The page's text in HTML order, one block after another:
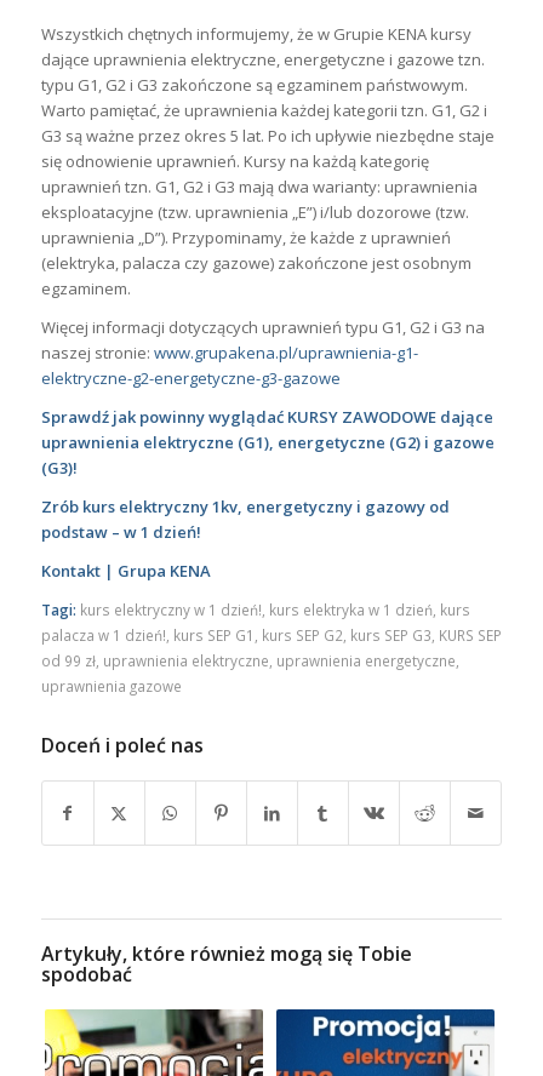
Wszystkich chętnych informujemy, że w Grupie KENA kursy
dające uprawnienia elektryczne, energetyczne i gazowe tzn.
typu G1, G2 i G3 zakończone są egzaminem państwowym.
Warto pamiętać, że uprawnienia każdej kategorii tzn. G1, G2 i
G3 są ważne przez okres 5 lat. Po ich upływie niezbędne staje
się odnowienie uprawnień. Kursy na każdą kategorię
uprawnień tzn. G1, G2 i G3 mają dwa warianty: uprawnienia
eksploatacyjne (tzw. uprawnienia „E”) i/lub dozorowe (tzw.
uprawnienia „D”). Przypominamy, że każde z uprawnień
(elektryka, palacza czy gazowe) zakończone jest osobnym
egzaminem.
Więcej informacji dotyczących uprawnień typu G1, G2 i G3 na
naszej stronie: www.grupakena.pl/uprawnienia-g1-
elektryczne-g2-energetyczne-g3-gazowe
Sprawdź jak powinny wyglądać KURSY ZAWODOWE dające
uprawnienia elektryczne (G1), energetyczne (G2) i gazowe
(G3)!
Zrób kurs elektryczny 1kv, energetyczny i gazowy od
podstaw – w 1 dzień!
Kontakt | Grupa KENA
Tagi: kurs elektryczny w 1 dzień! kurs elektryka w 1 dzień, kurs
palacza w 1 dzień! kurs SEP G1 kurs SEP G2 kurs SEP G3 KURS SEP
od 99 zł, uprawnienia elektryczne uprawnienia energetyczne
uprawnienia gazowe
Doceń i poleć nas
Artykuły, które również mogą się Tobie
spodobać